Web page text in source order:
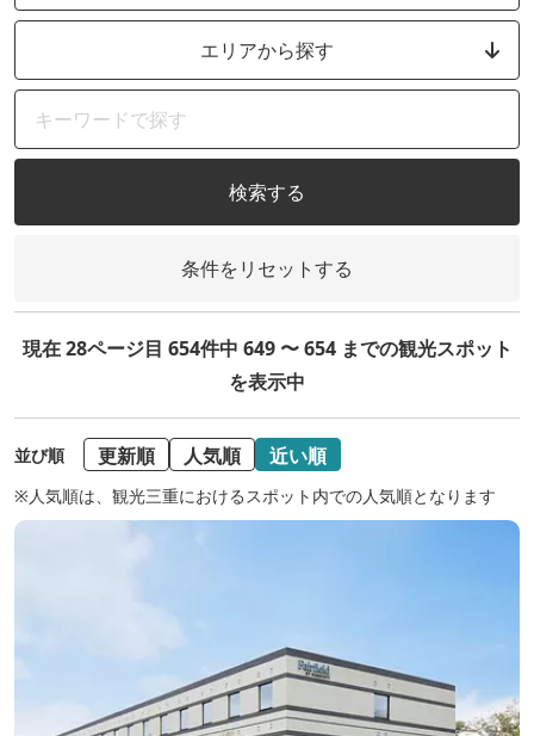
エリアから探す
検索する
条件をリセットする
現在 28ページ目 654件中 649 〜 654 までの観光スポット
を表示中
並び順 更新順 人気順 近い順
※人気順は、観光三重におけるスポット内での人気順となります